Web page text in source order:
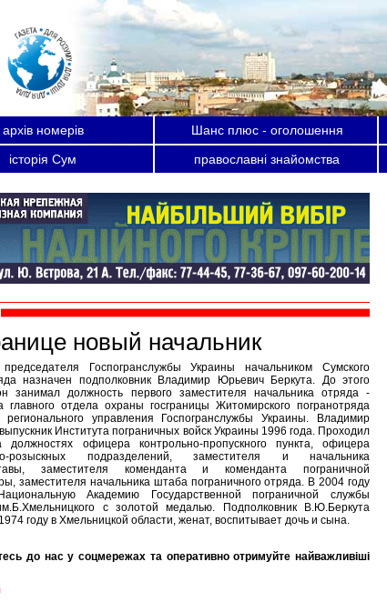
архів номерів Шанс плюс - оголошення
історія Сум православні знайомства
новый начальник
Госпогранслужбы Украины начальником Сумского
назначен подполковник Владимир Юрьевич Беркута. До этого
занимал должность первого заместителя начальника отряда -
главного отдела охраны госграницы Житомирского погранотряда
регионального управления Госпогранслужбы Украины. Владимир
Института пограничных войск Украины 1996 года. Проходил
должностях офицера контрольно-пропускного пункта, офицера
розыскных подразделений, заместителя и начальника
заместителя коменданта и коменданта пограничной
заместителя начальника штаба пограничного отряда. В 2004 году
Академию Государственной пограничной службы
с золотой медалью. Подполковник В.Ю.Беркута
году в Хмельницкой области, женат, воспитывает дочь и сына.
до нас у соцмережах та оперативно отримуйте найважливіші